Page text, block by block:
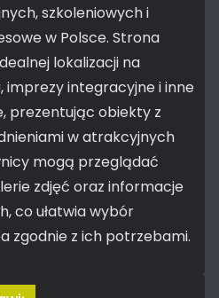
szkoleniowych i
w Polsce. Strona
lokalizacji na
imprezy integracyjne i inne
prezentując obiekty z
w atrakcyjnych
mogą przeglądać
zdjęć oraz informacje
co ułatwia wybór
zgodnie z ich potrzebami.